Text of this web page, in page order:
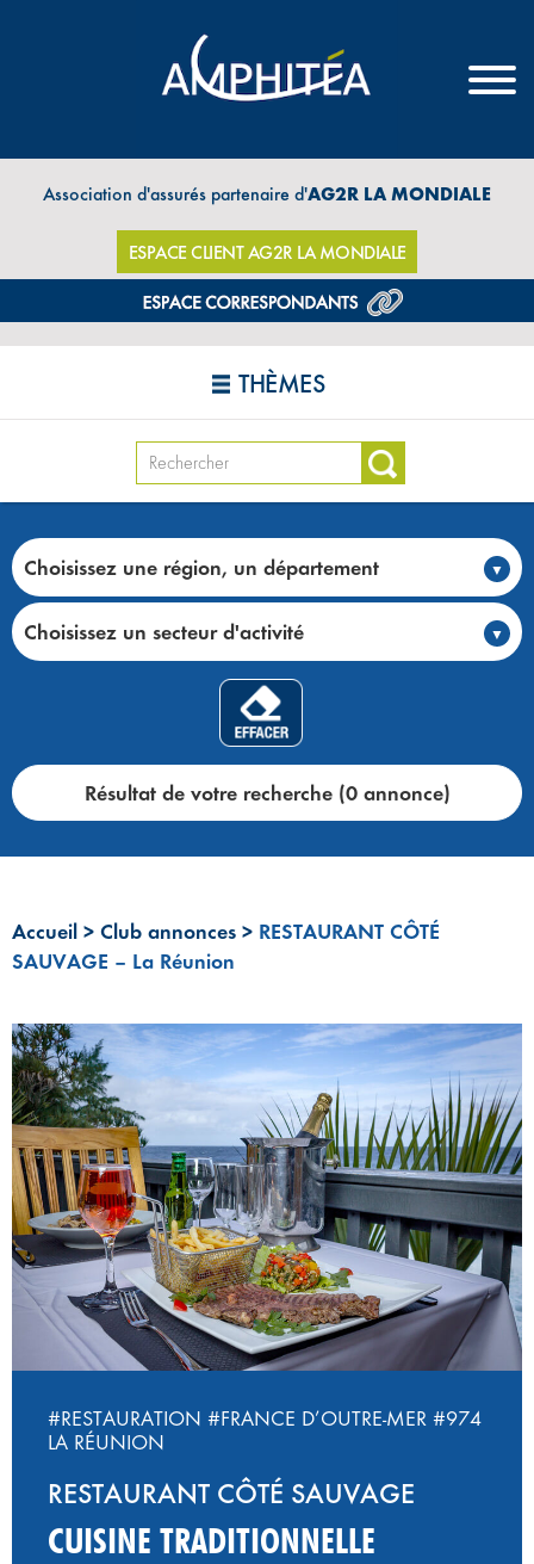
Association d'assurés partenaire d'AG2R LA MONDIALE
ESPACE CLIENT AG2R LA MONDIALE
THÈMES
Choisissez une région, un département
Choisissez un secteur d'activité
Résultat de votre recherche (0 annonce)
Accueil > Club annonces > RESTAURANT CÔTÉ
SAUVAGE – La Réunion
#RESTAURATION #FRANCE D’OUTRE-MER #974
LA RÉUNION
RESTAURANT CÔTÉ SAUVAGE
CUISINE TRADITIONNELLE